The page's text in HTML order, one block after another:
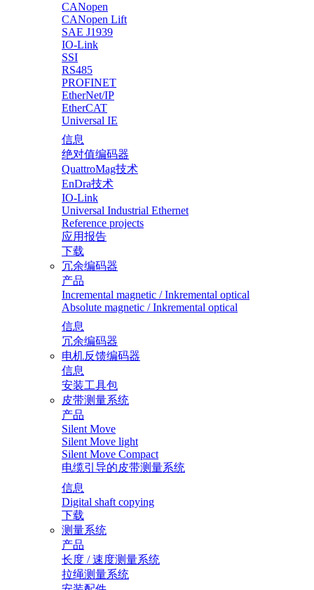
CANopen
CANopen Lift
SAE J1939
IO-Link
SSI
RS485
PROFINET
EtherNet/IP
EtherCAT
Universal IE
信息
绝对值编码器
QuattroMag技术
EnDra技术
IO-Link
Universal Industrial Ethernet
Reference projects
应用报告
下载
冗余编码器
产品
Incremental magnetic / Inkremental optical
Absolute magnetic / Inkremental optical
信息
冗余编码器
电机反馈编码器
信息
安装工具包
皮带测量系统
产品
Silent Move
Silent Move light
Silent Move Compact
电缆引导的皮带测量系统
信息
Digital shaft copying
下载
测量系统
产品
长度 / 速度测量系统
拉绳测量系统